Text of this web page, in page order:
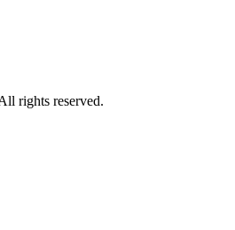
rights reserved.